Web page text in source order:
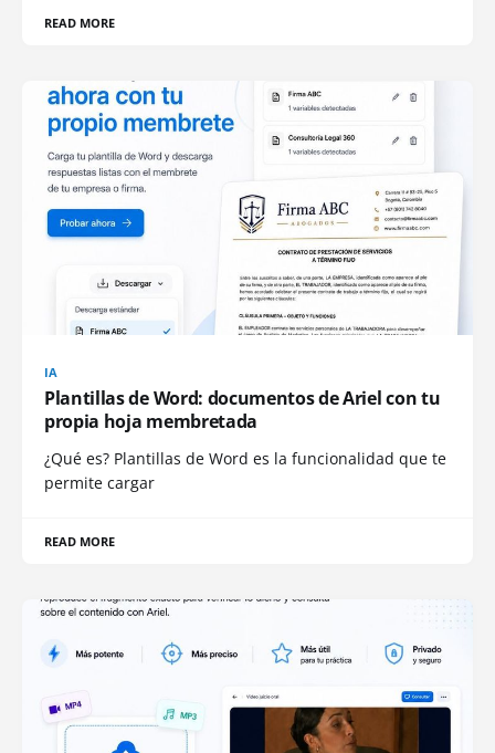
READ MORE
IA
Plantillas de Word: documentos de Ariel con tu
propia hoja membretada
¿Qué es? Plantillas de Word es la funcionalidad que te
permite cargar
READ MORE